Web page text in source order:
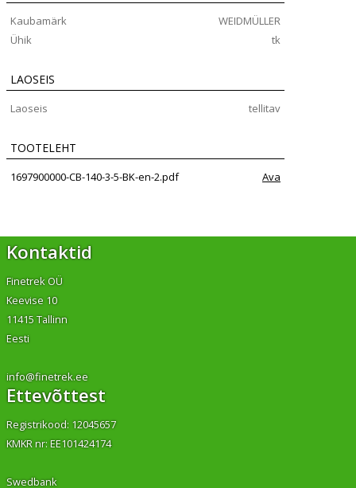
Kaubamärk
WEIDMÜLLER
Ühik
tk
LAOSEIS
Laoseis tellitav
TOOTELEHT
1697900000-CB-140-3-5-BK-en-2.pdf Ava
Kontaktid
Finetrek OÜ
Keevise 10
11415 Tallinn
Eesti
info@finetrek.ee
Ettevõttest
Registrikood: 12045657
KMKR nr: EE101424174
Swedbank